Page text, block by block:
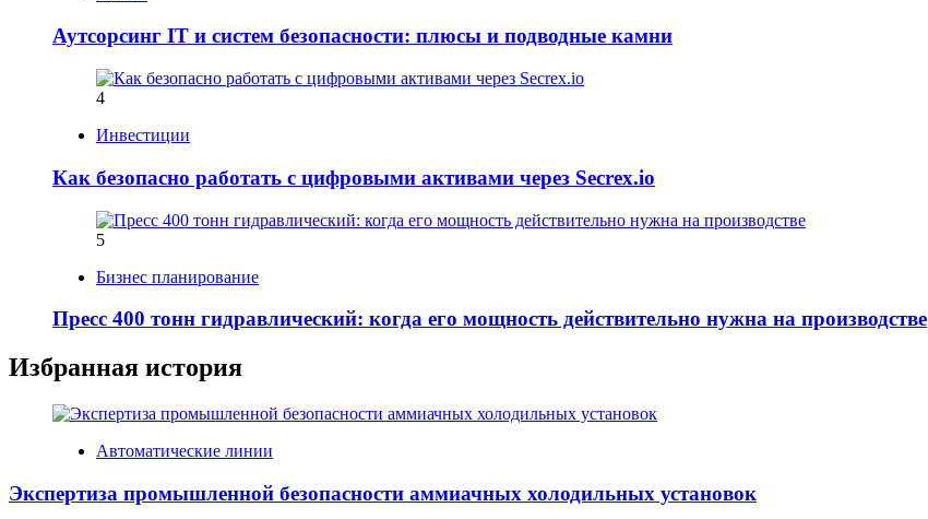
Аутсорсинг IT и систем безопасности: плюсы и подводные камни
4
Инвестиции
Как безопасно работать с цифровыми активами через Secrex.io
5
Бизнес планирование
Пресс 400 тонн гидравлический: когда его мощность действительно нужна на производстве
Избранная история
Автоматические линии
Экспертиза промышленной безопасности аммиачных холодильных установок